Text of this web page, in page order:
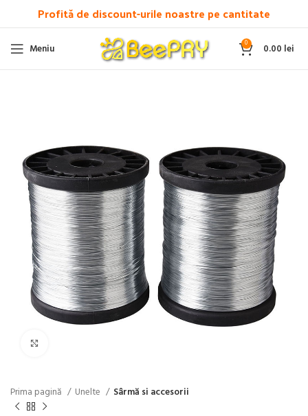
Profită de discount-urile noastre pe cantitate
Meniu 0 0.00 lei
Prima pagină Unelte Sârmă si accesorii